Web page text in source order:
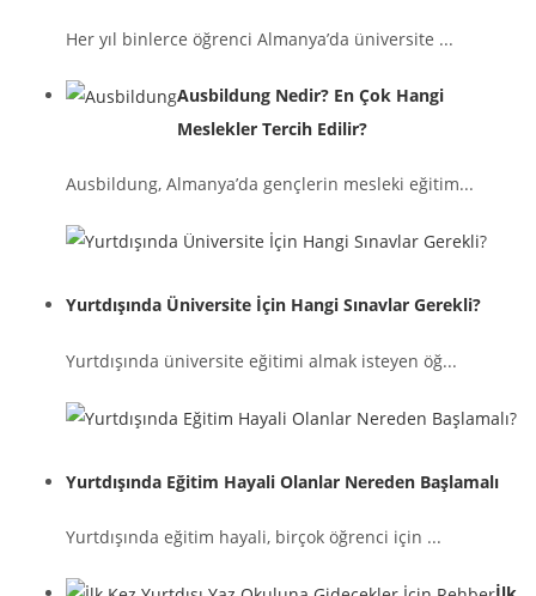
Her yıl binlerce öğrenci Almanya’da üniversite ...
Ausbildung Nedir? En Çok Hangi
Meslekler Tercih Edilir?
Ausbildung, Almanya’da gençlerin mesleki eğitim...
Yurtdışında Üniversite İçin Hangi Sınavlar Gerekli?
Yurtdışında üniversite eğitimi almak isteyen öğ...
Yurtdışında Eğitim Hayali Olanlar Nereden Başlamalı
Yurtdışında eğitim hayali, birçok öğrenci için ...